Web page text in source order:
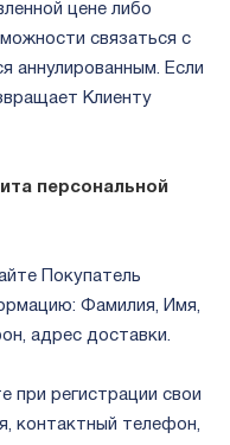
цене либо
связаться с
аннулированным. Если
Клиенту
персональной
Покупатель
Фамилия, Имя,
адрес доставки.
при регистрации свои
контактный телефон,